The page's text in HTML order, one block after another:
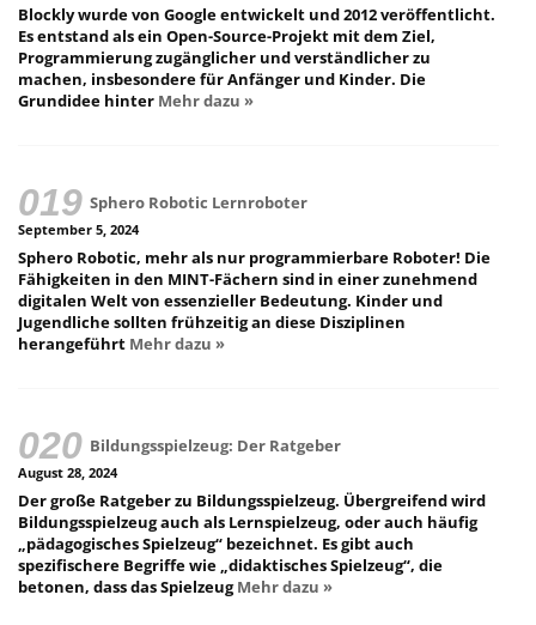
Blockly wurde von Google entwickelt und 2012 veröffentlicht.
Es entstand als ein Open-Source-Projekt mit dem Ziel,
Programmierung zugänglicher und verständlicher zu
machen, insbesondere für Anfänger und Kinder. Die
Grundidee hinter Mehr dazu »
Sphero Robotic Lernroboter
September 5, 2024
Sphero Robotic, mehr als nur programmierbare Roboter! Die
Fähigkeiten in den MINT-Fächern sind in einer zunehmend
digitalen Welt von essenzieller Bedeutung. Kinder und
Jugendliche sollten frühzeitig an diese Disziplinen
herangeführt Mehr dazu »
Bildungsspielzeug: Der Ratgeber
August 28, 2024
Der große Ratgeber zu Bildungsspielzeug. Übergreifend wird
Bildungsspielzeug auch als Lernspielzeug, oder auch häufig
„pädagogisches Spielzeug“ bezeichnet. Es gibt auch
spezifischere Begriffe wie „didaktisches Spielzeug“, die
betonen, dass das SpielzeugMehr dazu »